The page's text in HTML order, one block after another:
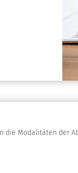
die Modalitäten der